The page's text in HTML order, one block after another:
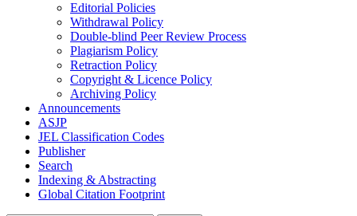
Editorial Policies
Withdrawal Policy
Double-blind Peer Review Process
Plagiarism Policy
Retraction Policy
Copyright & Licence Policy
Archiving Policy
Announcements
ASJP
JEL Classification Codes
Publisher
Search
Indexing & Abstracting
Global Citation Footprint